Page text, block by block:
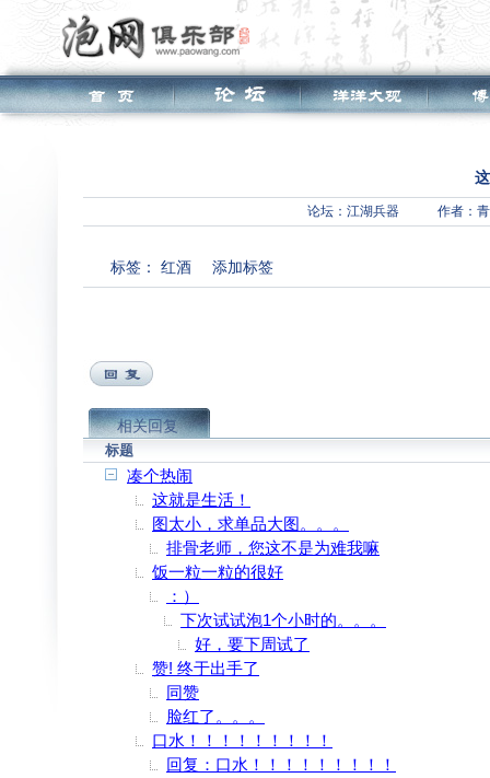
论坛： 江湖兵器 作者：
标签： 红酒 添加标签
相关回复
标题
凑个热闹
这就是生活！
图太小，求单品大图。。。
排骨老师，您这不是为难我嘛
饭一粒一粒的很好
：）
下次试试泡1个小时的。。。
好，要下周试了
赞! 终于出手了
同赞
脸红了。。。
口水！！！！！！！！！
回复：口水！！！！！！！！！